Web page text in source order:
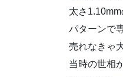
太さ
パターンで
売れなきゃ
当時の世相